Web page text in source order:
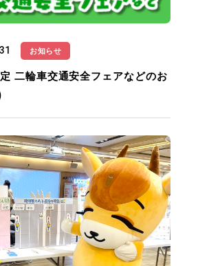
お知らせ
二輪車交通安全フェアなどのお